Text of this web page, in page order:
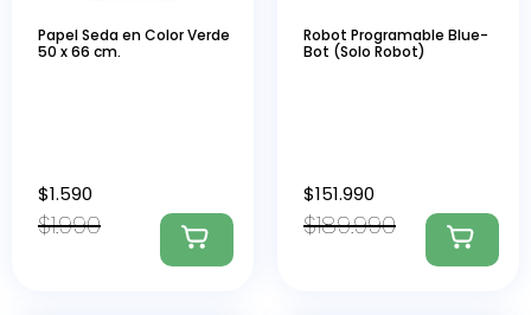
Papel Seda en Color Verde
50 x 66 cm.
$1.990
$1.590
Robot Programable Blue-
Bot (Solo Robot)
$189.990
$151.990